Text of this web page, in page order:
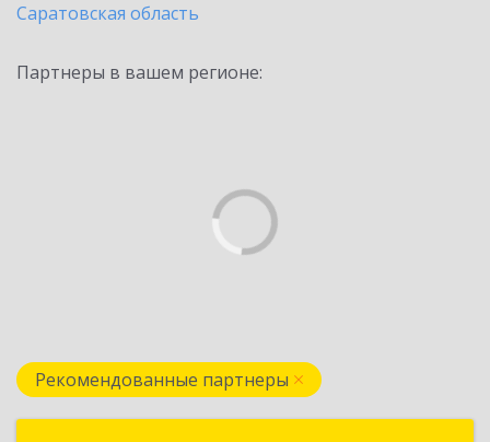
Саратовская область
Партнеры в вашем регионе:
Рекомендованные партнеры